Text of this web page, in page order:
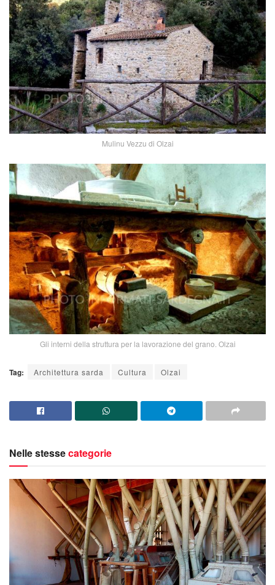
Mulinu Vezzu di Olzai
Gli interni della struttura per la lavorazione del grano. Olzai
Tag: Architettura sarda Cultura Olzai
Nelle stessecategorie